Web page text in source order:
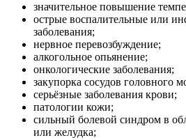
значительное повышение
острые воспалительные или
заболевания;
нервное перевозбуждение;
алкогольное опьянение;
онкологические заболевания;
закупорка сосудов головного
серьёзные заболевания крови;
патологии кожи;
сильный болевой синдром в
или желудка;